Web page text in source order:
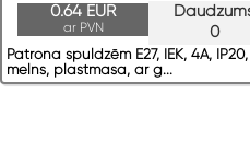
0
0.64 EUR
ar PVN
Patrona spuldzēm E27, IEK, 4A, IP20,
melns, plastmasa, ar g...